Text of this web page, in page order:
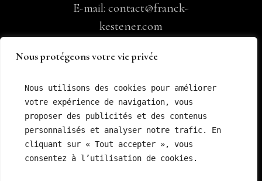
Nous protégeons votre vie privée
Nous utilisons des cookies pour améliorer
votre expérience de navigation, vous
proposer des publicités et des contenus
personnalisés et analyser notre trafic. En
cliquant sur « Tout accepter », vous
consentez à l’utilisation de cookies.
E-mail: contact@franck-
kestener.com
Mentions légales–CGV–Politique
de confidentialité
Copyright Franck Kestener